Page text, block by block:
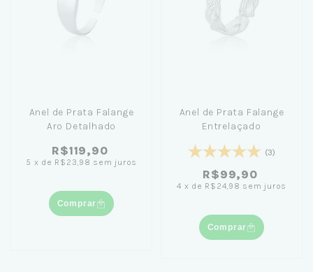
Anel de Prata Falange
Aro Detalhado
R$119,90
5 x de R$23,98 sem juros
Comprar
Anel de Prata Falange
Entrelaçado
(3)
R$99,90
4 x de R$24,98 sem juros
Comprar